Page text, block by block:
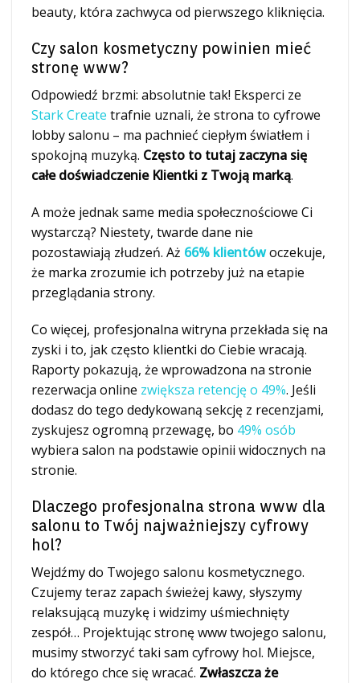
beauty, która zachwyca od pierwszego kliknięcia.
Czy salon kosmetyczny powinien mieć
stronę www?
Odpowiedź brzmi: absolutnie tak! Eksperci ze
Stark Create trafnie uznali, że strona to cyfrowe
lobby salonu – ma pachnieć ciepłym światłem i
spokojną muzyką. Często to tutaj zaczyna się
całe doświadczenie Klientki z Twoją marką.
A może jednak same media społecznościowe Ci
wystarczą? Niestety, twarde dane nie
pozostawiają złudzeń. Aż 66% klientówoczekuje,
że marka zrozumie ich potrzeby już na etapie
przeglądania strony.
Co więcej, profesjonalna witryna przekłada się na
zyski i to, jak często klientki do Ciebie wracają.
Raporty pokazują, że wprowadzona na stronie
rezerwacja online zwiększa retencję o 49%. Jeśli
dodasz do tego dedykowaną sekcję z recenzjami,
zyskujesz ogromną przewagę, bo 49% osób
wybiera salon na podstawie opinii widocznych na
stronie.
Dlaczego profesjonalna strona www dla
salonu to Twój najważniejszy cyfrowy
hol?
Wejdźmy do Twojego salonu kosmetycznego.
Czujemy teraz zapach świeżej kawy, słyszymy
relaksującą muzykę i widzimy uśmiechnięty
zespół… Projektując stronę www twojego salonu,
musimy stworzyć taki sam cyfrowy hol. Miejsce,
do którego chce się wracać. Zwłaszcza że